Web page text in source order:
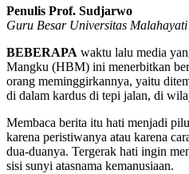
Penulis Prof. Sudjarwo
Guru Besar Universitas Malahayati
BEBERAPA waktu lalu media
Mangku (HBM) ini menerbitkan
orang meminggirkannya, yaitu
di dalam kardus di tepi jalan, di
Membaca berita itu hati menjadi
karena peristiwanya atau karena
dua-duanya. Tergerak hati ingin
sisi sunyi atasnama kemanusiaan.